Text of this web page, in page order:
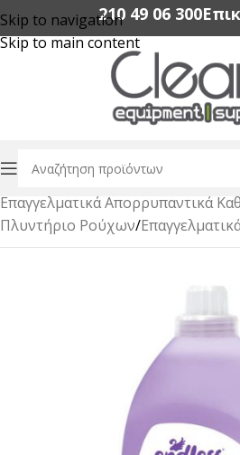
Skip to navigation
Skip to main content
210 49 06 300‬
Αρχική σελίδα/
Επαγγελματικά Απορρυπαντικά
Πλυντήριο Ρούχων/